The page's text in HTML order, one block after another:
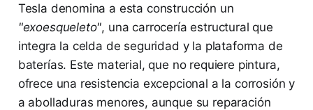
Tesla denomina a esta construcción un
"exoesqueleto", una carrocería estructural que
integra la celda de seguridad y la plataforma de
baterías. Este material, que no requiere pintura,
ofrece una resistencia excepcional a la corrosión y
a abolladuras menores, aunque su reparación